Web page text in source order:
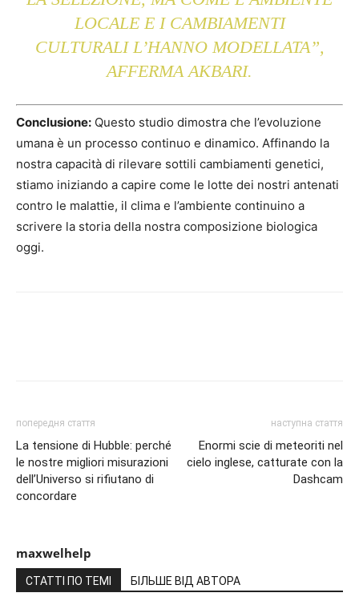
LOCALE E I CAMBIAMENTI
CULTURALI L’HANNO MODELLATA”,
AFFERMA AKBARI.
Conclusione: Questo studio dimostra che l’evoluzione
umana è un processo continuo e dinamico. Affinando la
nostra capacità di rilevare sottili cambiamenti genetici,
stiamo iniziando a capire come le lotte dei nostri antenati
contro le malattie, il clima e l’ambiente continuino a
scrivere la storia della nostra composizione biologica
oggi.
попередня стаття
La tensione di Hubble: perché
le nostre migliori misurazioni
dell’Universo si rifiutano di
concordare
наступна стаття
Enormi scie di meteoriti nel
cielo inglese, catturate con la
Dashcam
maxwelhelp
СТАТТІ ПО ТЕМІ БІЛЬШЕ ВІД АВТОРА